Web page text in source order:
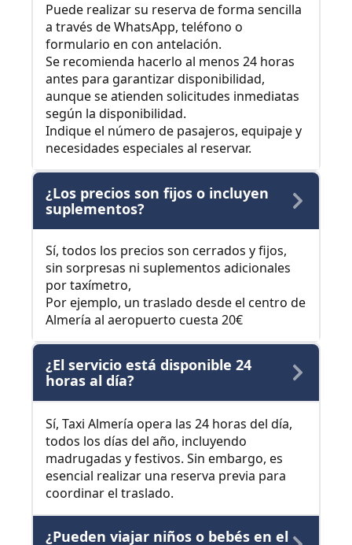
Puede realizar su reserva de forma sencilla
a través de WhatsApp, teléfono o
formulario en con antelación.
Se recomienda hacerlo al menos 24 horas
antes para garantizar disponibilidad,
aunque se atienden solicitudes inmediatas
según la disponibilidad.
Indique el número de pasajeros, equipaje y
necesidades especiales al reservar.
¿Los precios son fijos o incluyen
suplementos?
Sí, todos los precios son cerrados y fijos,
sin sorpresas ni suplementos adicionales
por taxímetro,
Por ejemplo, un traslado desde el centro de
Almería al aeropuerto cuesta 20€
¿El servicio está disponible 24
horas al día?
Sí, Taxi Almería opera las 24 horas del día,
todos los días del año, incluyendo
madrugadas y festivos. Sin embargo, es
esencial realizar una reserva previa para
coordinar el traslado.
¿Pueden viajar niños o bebés en el